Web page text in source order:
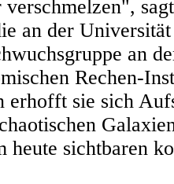
an der
an
Rechen-
erhofft sie sich
heute sichtbaren